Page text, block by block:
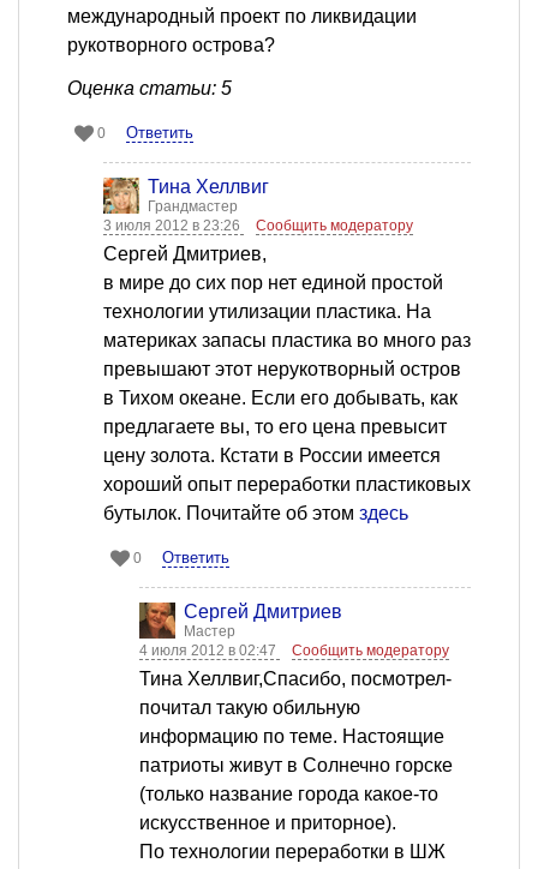
международный проект по ликвидации
рукотворного острова?
Оценка статьи: 5
0 Ответить
Тина Хеллвиг
Грандмастер
3 июля 2012 в 23:26
Сообщить модератору
Сергей Дмитриев,
в мире до сих пор нет единой простой
технологии утилизации пластика. На
материках запасы пластика во много раз
превышают этот нерукотворный остров
в Тихом океане. Если его добывать, как
предлагаете вы, то его цена превысит
цену золота. Кстати в России имеется
хороший опыт переработки пластиковых
бутылок. Почитайте об этом здесь
0 Ответить
Сергей Дмитриев
Мастер
4 июля 2012 в 02:47
Сообщить модератору
Тина Хеллвиг,Спасибо, посмотрел-
почитал такую обильную
информацию по теме. Настоящие
патриоты живут в Солнечно горске
(только название города какое-то
искусственное и приторное).
По технологии переработки в ШЖ